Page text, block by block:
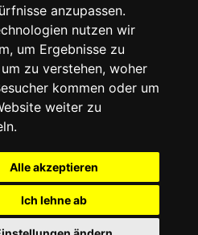
anzupassen.
nutzen wir
um Ergebnisse zu
zu verstehen, woher
kommen oder um
weiter zu
Alle akzeptieren
Ich lehne ab
Vokabelkartenkönnen Sie sich
Sie Chinesisch-Vokabeln
URL chi.nesis.ch